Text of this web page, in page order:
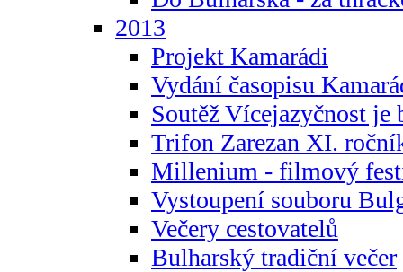
2013
Projekt Kamarádi
Vydání časopisu
Soutěž Vícejazyčnost je
Trifon Zarezan XI.
Millenium - filmový
Vystoupení souboru
Večery cestovatelů
Bulharský tradiční večer